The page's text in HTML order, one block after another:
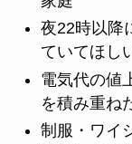
夜22時以降
ていてほし
電気代の値
を積み重ね
制服・ワイ